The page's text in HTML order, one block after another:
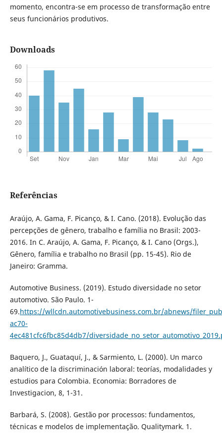
momento, encontra-se em processo de transformação entre
seus funcionários produtivos.
Downloads
Referências
Araújo, A. Gama, F. Picanço, & I. Cano. (2018). Evolução das
percepções de gênero, trabalho e família no Brasil: 2003-
2016. In C. Araújo, A. Gama, F. Picanço, & I. Cano (Orgs.),
Gênero, família e trabalho no Brasil (pp. 15-45). Rio de
Janeiro: Gramma.
Automotive Business. (2019). Estudo diversidade no setor
automotivo. São Paulo. 1-
69.https://wllcdn.automotivebusiness.com.br/abnews/
ac70-
4ec481cfc6fbc85d4db7/
Baquero, J., Guataquí, J., & Sarmiento, L. (2000). Un marco
analítico de la discriminación laboral: teorías, modalidades y
estudios para Colombia. Economia: Borradores de
Investigacion, 8, 1-31.
Barbará, S. (2008). Gestão por processos: fundamentos,
técnicas e modelos de implementação. Qualitymark. 1.